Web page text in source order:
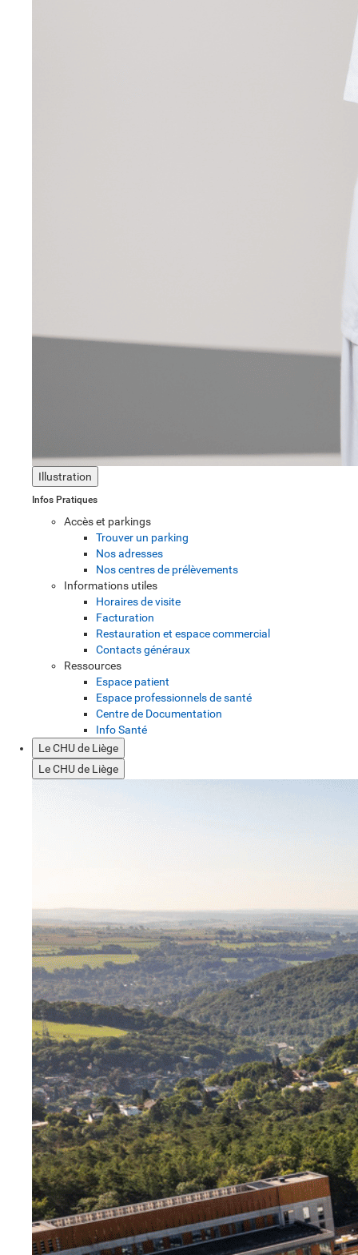
Illustration
Infos Pratiques
Accès et parkings
Trouver un parking
Nos adresses
Nos centres de prélèvements
Informations utiles
Horaires de visite
Facturation
Restauration et espace commercial
Contacts généraux
Ressources
Espace patient
Espace professionnels de santé
Centre de Documentation
Info Santé
Le CHU de Liège
Le CHU de Liège